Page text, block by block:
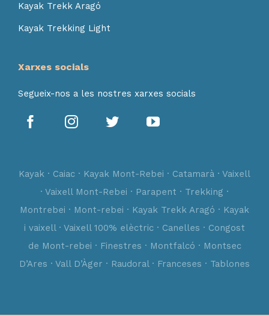
Kayak Trekk Aragó
Kayak Trekking Light
Xarxes socials
Segueix-nos a les nostres xarxes socials
Kayak · Caiac · Kayak Mont-Rebei · Catamarà · Vaixell
· Vaixell Mont-Rebei · Parapent · Trekking ·
Montrebei · Mont-rebei · Kayak Trekk Aragó · Kayak
i vaixell · Vaixell 100% elèctric · Canelles · Congost
de Mont-rebei · Finestres · Montfalcó · Montsec
D’Ares · Vall D’Àger · Raudoral · Franceses · Tablones